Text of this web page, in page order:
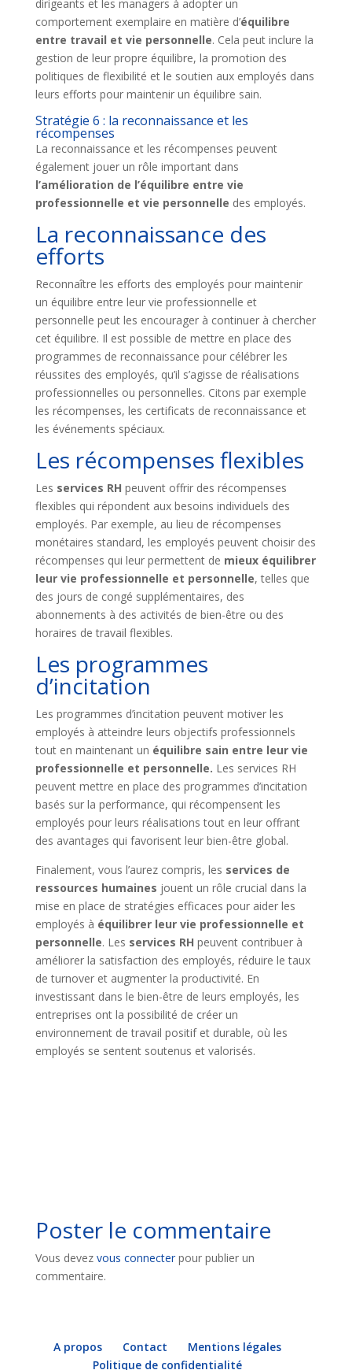
dirigeants et les managers à adopter un
comportement exemplaire en matière d’équilibre
entre travail et vie personnelle. Cela peut inclure la
gestion de leur propre équilibre, la promotion des
politiques de flexibilité et le soutien aux employés dans
leurs efforts pour maintenir un équilibre sain.
Stratégie 6 : la reconnaissance et les
récompenses
La reconnaissance et les récompenses peuvent
également jouer un rôle important dans
l’amélioration de l’équilibre entre vie
professionnelle et vie personnelle des employés.
La reconnaissance des
efforts
Reconnaître les efforts des employés pour maintenir
un équilibre entre leur vie professionnelle et
personnelle peut les encourager à continuer à chercher
cet équilibre. Il est possible de mettre en place des
programmes de reconnaissance pour célébrer les
réussites des employés, qu’il s’agisse de réalisations
professionnelles ou personnelles. Citons par exemple
les récompenses, les certificats de reconnaissance et
les événements spéciaux.
Les récompenses flexibles
Les services RH peuvent offrir des récompenses
flexibles qui répondent aux besoins individuels des
employés. Par exemple, au lieu de récompenses
monétaires standard, les employés peuvent choisir des
récompenses qui leur permettent de mieux équilibrer
leur vie professionnelle et personnelle, telles que
des jours de congé supplémentaires, des
abonnements à des activités de bien-être ou des
horaires de travail flexibles.
Les programmes
d’incitation
Les programmes d’incitation peuvent motiver les
employés à atteindre leurs objectifs professionnels
tout en maintenant un équilibre sain entre leur vie
professionnelle et personnelle. Les services RH
peuvent mettre en place des programmes d’incitation
basés sur la performance, qui récompensent les
employés pour leurs réalisations tout en leur offrant
des avantages qui favorisent leur bien-être global.
Finalement, vous l’aurez compris, les services de
ressources humaines jouent un rôle crucial dans la
mise en place de stratégies efficaces pour aider les
employés à équilibrer leur vie professionnelle et
personnelle. Les services RH peuvent contribuer à
améliorer la satisfaction des employés, réduire le taux
de turnover et augmenter la productivité. En
investissant dans le bien-être de leurs employés, les
entreprises ont la possibilité de créer un
environnement de travail positif et durable, où les
employés se sentent soutenus et valorisés.
Poster le commentaire
Vous devez vous connecterpour publier un
commentaire.
A propos Contact
Mentions légales
Politique de confidentialité